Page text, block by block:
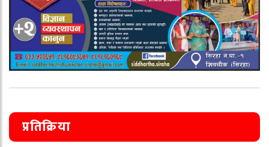
प्रतिक्रिया